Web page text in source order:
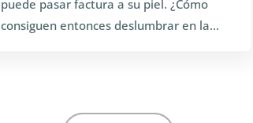
puede pasar factura a su piel. ¿Cómo
consiguen entonces deslumbrar en la...